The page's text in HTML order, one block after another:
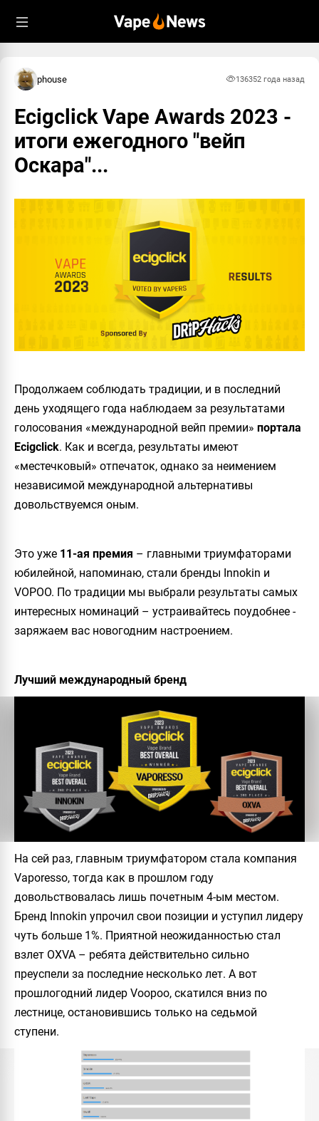
phouse 136352 года назад
Ecigclick Vape Awards 2023 -
итоги ежегодного "вейп
Оскара"...
Продолжаем соблюдать традиции, и в последний
день уходящего года наблюдаем за результатами
голосования «международной вейп премии» портала
Ecigclick. Как и всегда, результаты имеют
«местечковый» отпечаток, однако за неимением
независимой международной альтернативы
довольствуемся оным.
Это уже 11-ая премия – главными триумфаторами
юбилейной, напоминаю, стали бренды Innokin и
VOPOO. По традиции мы выбрали результаты самых
интересных номинаций – устраивайтесь поудобнее -
заряжаем вас новогодним настроением.
Лучший международный бренд
На сей раз, главным триумфатором стала компания
Vaporesso, тогда как в прошлом году
довольствовалась лишь почетным 4-ым местом.
Бренд Innokin упрочил свои позиции и уступил лидеру
чуть больше 1%. Приятной неожиданностью стал
взлет OXVA – ребята действительно сильно
преуспели за последние несколько лет. А вот
прошлогодний лидер Voopoo, скатился вниз по
лестнице, остановившись только на седьмой
ступени.